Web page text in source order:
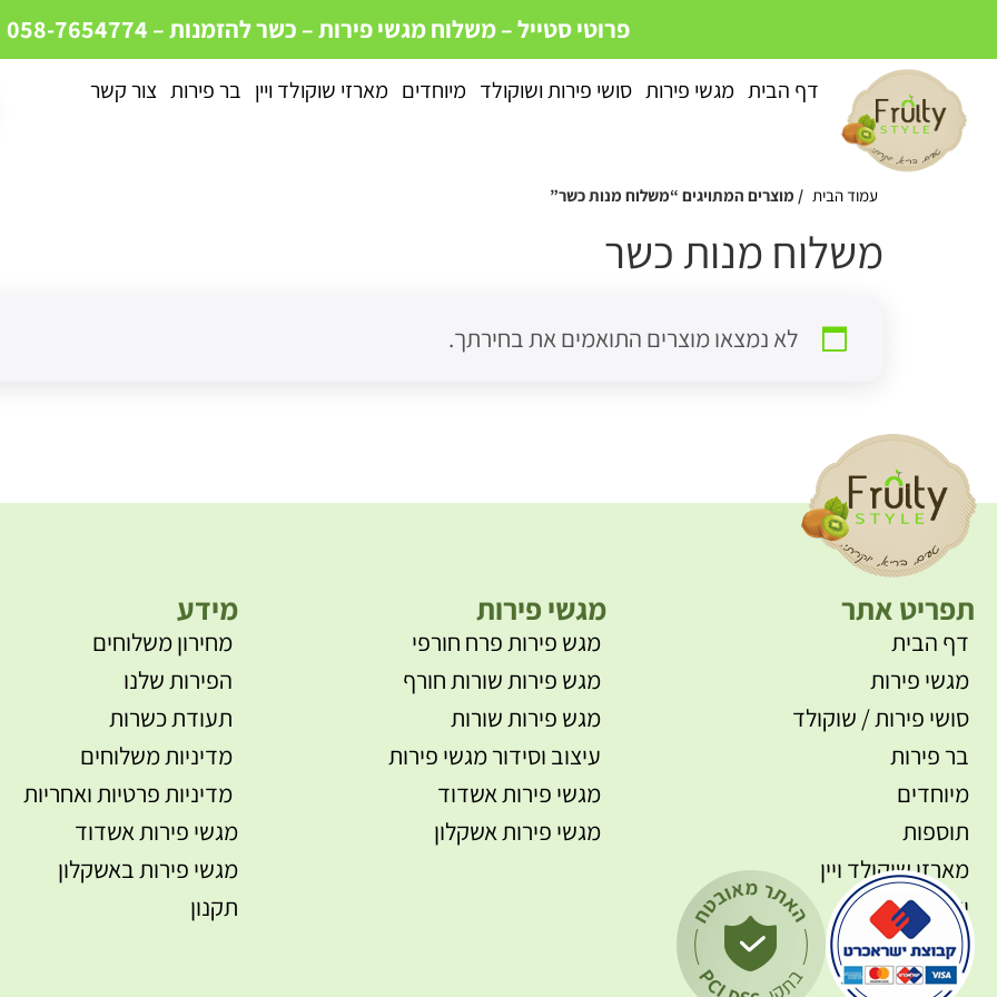
פרוטי סטייל – משלוח מגשי פירות – כשרלהזמנות – 058-7654774
דף הבית מגשי פירות סושי פירות ושוקולד מיוחדים מארזי שוקולד ויין בר פירות צור קשר
עמוד הבית / מוצרים המתויגים “משלוח מנות כשר”
משלוח מנות כשר
לא נמצאו מוצרים התואמים את בחירתך.
תפריט אתר
דף הבית
מגשי פירות
סושי פירות / שוקולד
בר פירות
מיוחדים
תוספות
מארזי שוקולד ויין
יצירת קשר
מגשי פירות
מגש פירות פרח חורפי
מגש פירות שורות חורף
מגש פירות שורות
עיצוב וסידור מגשי פירות
מגשי פירות אשדוד
מגשי פירות אשקלון
מידע
מחירון משלוחים
הפירות שלנו
תעודת כשרות
מדיניות משלוחים
מדיניות פרטיות ואחריות
מגשי פירות אשדוד
מגשי פירות באשקלון
תקנון